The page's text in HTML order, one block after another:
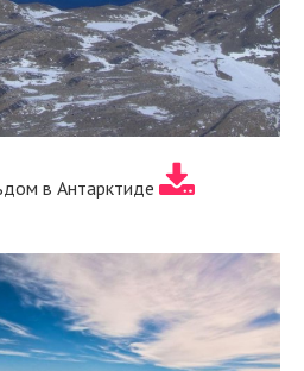
в Антарктиде